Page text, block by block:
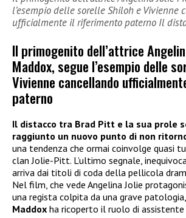
l’esempio delle sorelle Shiloh e Vivienne
ufficialmente il riferimento paterno Il
Il primogenito dell’attrice
Maddox, segue l’esempio delle
Vivienne cancellando
paterno
Il distacco tra Brad Pitt e la sua prole
raggiunto un nuovo punto di non
una tendenza che ormai coinvolge quasi
clan Jolie-Pitt. L’ultimo segnale,
arriva dai titoli di coda della pellicola
Nel film, che vede Angelina Jolie
una regista colpita da una grave
Maddox ha ricoperto il ruolo di assistente